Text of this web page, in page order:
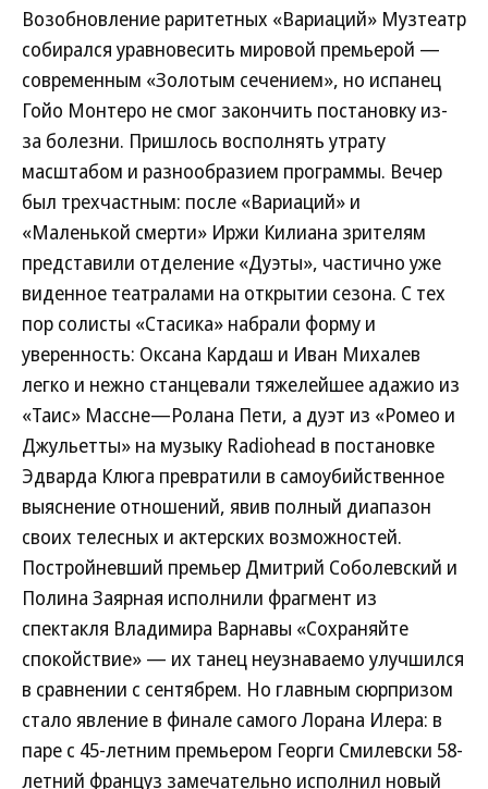
Возобновление раритетных «Вариаций» Музтеатр
собирался уравновесить мировой премьерой —
современным «Золотым сечением», но испанец
Гойо Монтеро не смог закончить постановку из-
за болезни. Пришлось восполнять утрату
масштабом и разнообразием программы. Вечер
был трехчастным: после «Вариаций» и
«Маленькой смерти» Иржи Килиана зрителям
представили отделение «Дуэты», частично уже
виденное театралами на открытии сезона. С тех
пор солисты «Стасика» набрали форму и
уверенность: Оксана Кардаш и Иван Михалев
легко и нежно станцевали тяжелейшее адажио из
«Таис» Массне—Ролана Пети, а дуэт из «Ромео и
Джульетты» на музыку Radiohead в постановке
Эдварда Клюга превратили в самоубийственное
выяснение отношений, явив полный диапазон
своих телесных и актерских возможностей.
Постройневший премьер Дмитрий Соболевский и
Полина Заярная исполнили фрагмент из
спектакля Владимира Варнавы «Сохраняйте
спокойствие» — их танец неузнаваемо улучшился
в сравнении с сентябрем. Но главным сюрпризом
стало явление в финале самого Лорана Илера: в
паре с 45-летним премьером Георги Смилевски 58-
летний француз замечательно исполнил новый